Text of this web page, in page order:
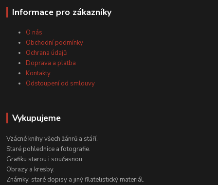
Informace pro zákazníky
O nás
Obchodní podmínky
Ochrana údajů
Doprava a platba
Kontakty
Odstoupení od smlouvy
Vykupujeme
Vzácné knihy všech žánrů a stáří.
Staré pohlednice a fotografie.
Grafiku starou i současnou.
Obrazy a kresby.
Známky, staré dopisy a jiný filatelistický materiál.